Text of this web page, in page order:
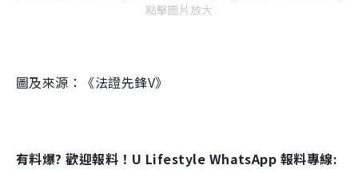
點擊圖片放大
圖及來源：《法證先鋒V》
有料爆? 歡迎報料！U Lifestyle WhatsApp 報料專線: